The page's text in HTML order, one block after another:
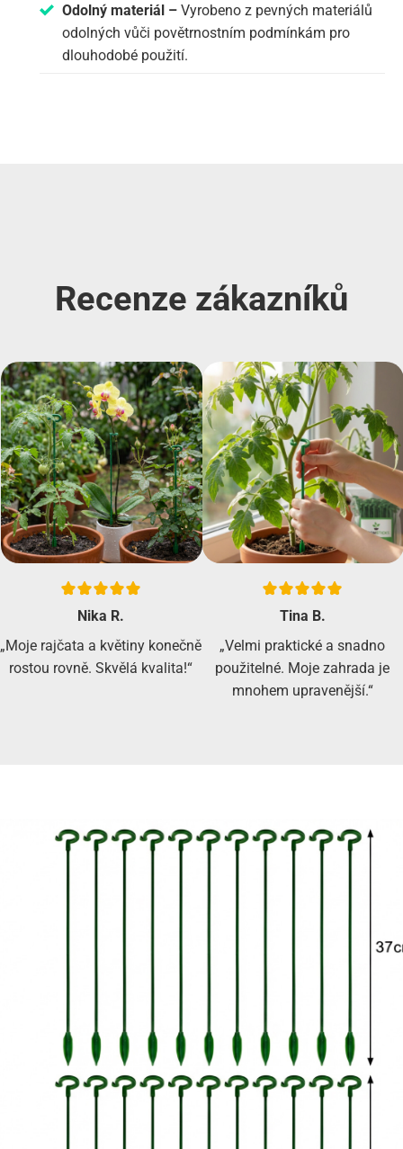
Odolný materiál – Vyrobeno z pevných materiálů
odolných vůči povětrnostním podmínkám pro
dlouhodobé použití.
Recenze zákazníků
Nika R.
„Moje rajčata a květiny konečně
rostou rovně. Skvělá kvalita!“
Tina B.
„Velmi praktické a snadno
použitelné. Moje zahrada je
mnohem upravenější.“